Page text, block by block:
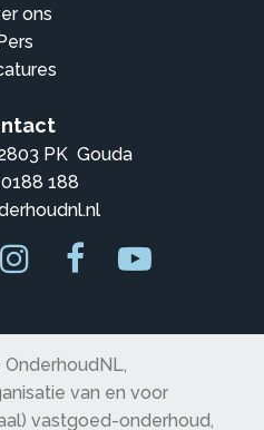
ons
PK Gouda
188
OnderhoudNL,
van en voor
vastgoed-onderhoud,